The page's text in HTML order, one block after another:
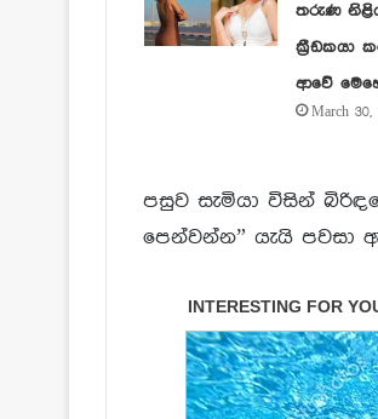
තරුණ
ක්‍රීඩකයා
ආවේ
March 30,
පසුව සැමියා විසින්
පෙන්වන්න” යැයි